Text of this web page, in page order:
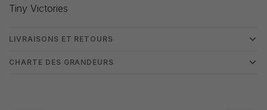
Tiny Victories
LIVRAISONS ET RETOURS
CHARTE DES GRANDEURS